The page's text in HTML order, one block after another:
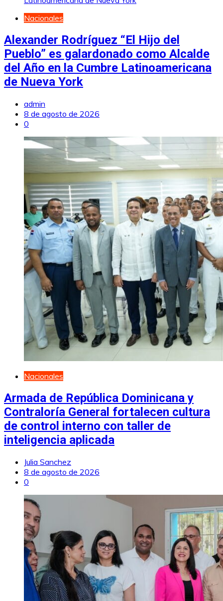
Nacionales
Alexander Rodríguez “El Hijo del
Pueblo” es galardonado como Alcalde
del Año en la Cumbre Latinoamericana
de Nueva York
admin
8 de agosto de 2026
0
Nacionales
Armada de República Dominicana y
Contraloría General fortalecen cultura
de control interno con taller de
inteligencia aplicada
Julia Sanchez
8 de agosto de 2026
0